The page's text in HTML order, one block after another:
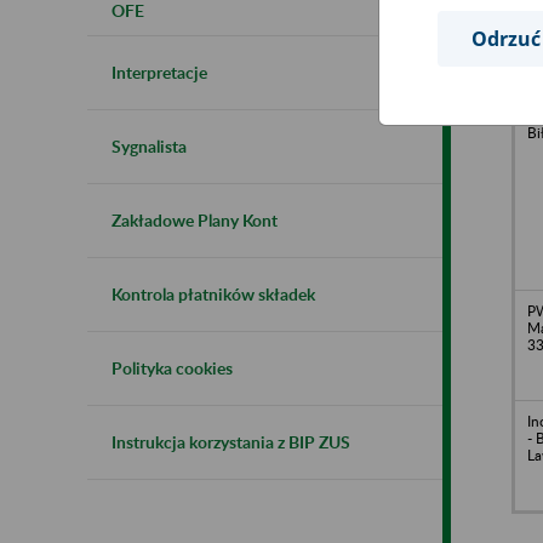
OFE
Interpretacje
Sygnalista
Zakładowe Plany Kont
Kontrola płatników składek
Polityka cookies
Instrukcja korzystania z BIP ZUS
-